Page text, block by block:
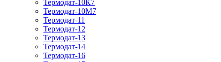
Термодат-10К7
Термодат-10М7
Термодат-11
Термодат-12
Термодат-13
Термодат-14
Термодат-16